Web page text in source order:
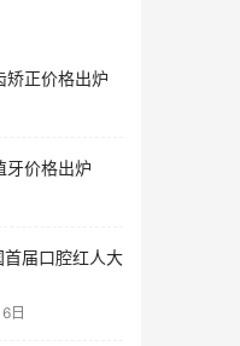
正价格出炉
牙价格出炉
届口腔红人大
日